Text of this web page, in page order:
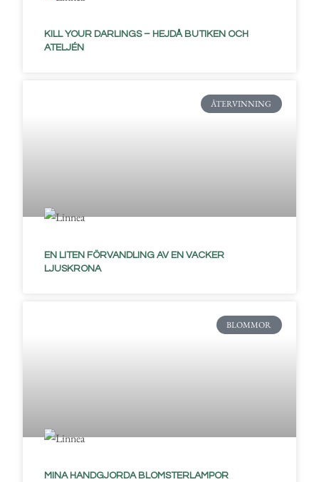
KILL YOUR DARLINGS – HEJDÅ BUTIKEN OCH
ATELJÉN
ÅTERVINNING
EN LITEN FÖRVANDLING AV EN VACKER
LJUSKRONA
BLOMMOR
MINA HANDGJORDA BLOMSTERLAMPOR